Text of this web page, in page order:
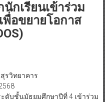
กเรียนเข้าร่วม
พื่อขยายโอกาส
รวิทยาคาร
ะดับชั้นมัธยมศึกษาปีที่ 4 เข้าร่วม